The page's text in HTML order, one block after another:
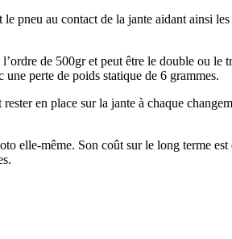
pneu au contact de la jante aidant ainsi
de 500gr et peut être le double ou le
perte de poids statique de 6 grammes.
en place sur la jante à chaque
elle-même. Son coût sur le long terme